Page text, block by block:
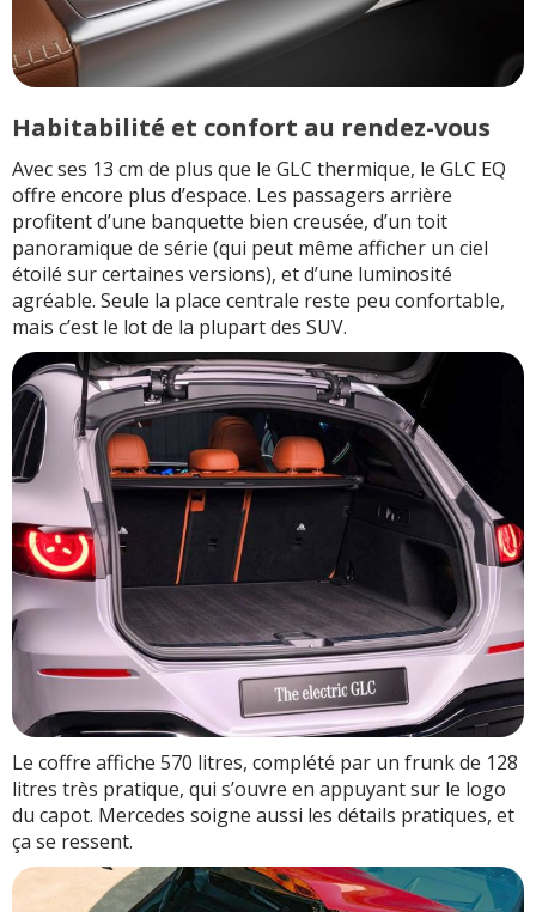
Habitabilité et confort au rendez-vous
Avec ses 13 cm de plus que le GLC thermique, le GLC EQ
offre encore plus d’espace. Les passagers arrière
profitent d’une banquette bien creusée, d’un toit
panoramique de série (qui peut même afficher un ciel
étoilé sur certaines versions), et d’une luminosité
agréable. Seule la place centrale reste peu confortable,
mais c’est le lot de la plupart des SUV.
Le coffre affiche 570 litres, complété par un frunk de 128
litres très pratique, qui s’ouvre en appuyant sur le logo
du capot. Mercedes soigne aussi les détails pratiques, et
ça se ressent.